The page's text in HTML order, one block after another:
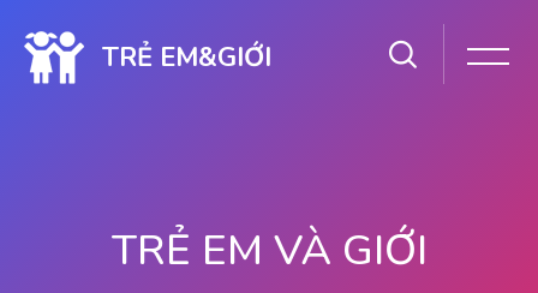
TRẺ EM&GIỚI
TRẺ EM VÀ GIỚI